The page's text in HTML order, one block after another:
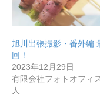
無料で登録したい企
旭川出張撮影・番外編
回！
2023年12月29日
有限会社フォトオフィ
人